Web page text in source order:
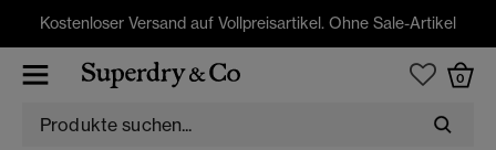
Kostenloser Versand auf Vollpreisartikel. Ohne Sale-Artikel
0